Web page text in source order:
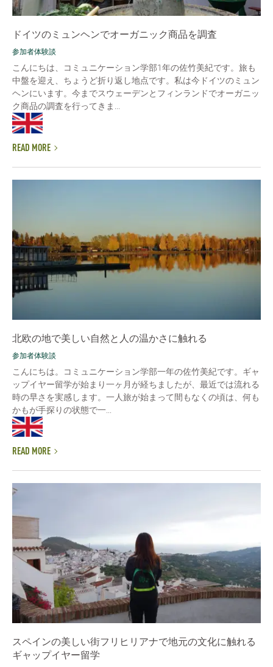
ドイツのミュンヘンでオーガニック商品を調査
参加者体験談
こんにちは、コミュニケーション学部1年の佐竹美紀です。旅も
中盤を迎え、ちょうど折り返し地点です。私は今ドイツのミュン
ヘンにいます。今までスウェーデンとフィンランドでオーガニッ
ク商品の調査を行ってきま...
READ MORE
北欧の地で美しい自然と人の温かさに触れる
参加者体験談
こんにちは。コミュニケーション学部一年の佐竹美紀です。ギャ
ップイヤー留学が始まり一ヶ月が経ちましたが、最近では流れる
時の早さを実感します。一人旅が始まって間もなくの頃は、何も
かもが手探りの状態で一...
READ MORE
スペインの美しい街フリヒリアナで地元の文化に触れる
ギャップイヤー留学